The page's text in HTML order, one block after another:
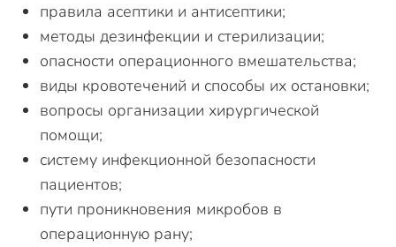
правила асептики и антисептики;
методы дезинфекции и стерилизации;
опасности операционного вмешательства;
виды кровотечений и способы их остановки;
вопросы организации хирургической
помощи;
систему инфекционной безопасности
пациентов;
пути проникновения микробов в
операционную рану;